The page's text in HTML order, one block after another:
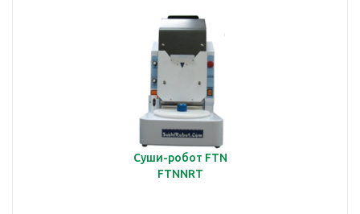
Суши-робот FTN
FTNNRT